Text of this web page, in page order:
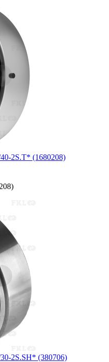
2S.T* (1680208)
2S.SH* (380706)